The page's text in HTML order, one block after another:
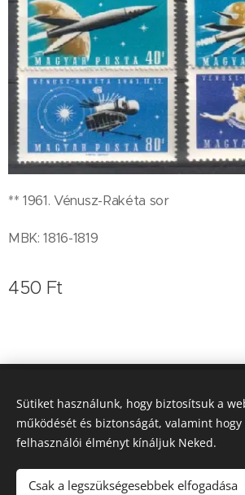
** 1961. Vénusz-Rakéta sor
MBK: 1816-1819
450 Ft
Koleszár Zoltán
0620/9364-757
Magyar
English
Sütiket használunk, hogy biztosítsuk a
működését és biztonságát, valamint
felhasználói élményt kínáljuk Neked.
Csak a legszükségesebbek elfogadása